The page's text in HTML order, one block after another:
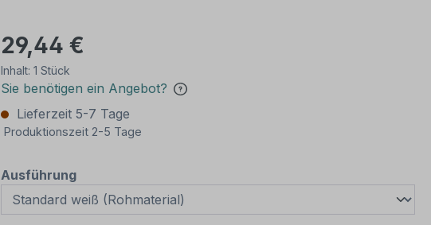
29,44 €
Inhalt: 1 Stück
Sie benötigen ein Angebot?
Lieferzeit 5-7 Tage
Produktionszeit 2-5 Tage
Ausführungauswählen